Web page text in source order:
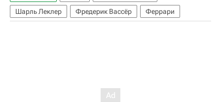
Шарль Леклер
Фредерик Вассёр Феррари